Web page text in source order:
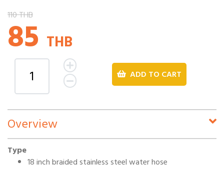
110 THB
85 THB
ADD TO CART
Overview
Type
18 inch braided stainless steel water hose